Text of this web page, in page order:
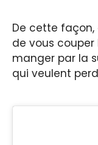
De cette
de vous
manger par la
qui veulent